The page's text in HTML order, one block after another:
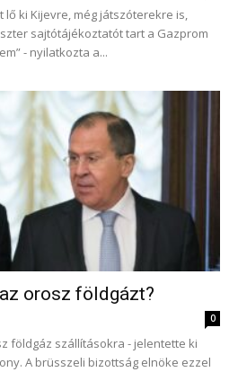
lő ki Kijevre, még játszóterekre is,
sajtótájékoztatót tart a Gazprom
- nyilatkozta a...
orosz földgázt?
0
földgáz szállításokra - jelentette ki
A brüsszeli bizottság elnöke ezzel